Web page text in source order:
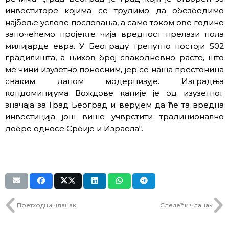
инвеститоре којима се трудимо да обезбедимо
најбоље услове пословања, а само током ове године
започећемо пројекте чија вредност прелази пола
милијарде евра. У Београду тренутно постоји 502
градилишта, а њихов број свакодневно расте, што
ме чини изузетно поносним, јер се наша престоница
сваким даном модернизује. Изградња
кондоминијума Вождове капије је од изузетног
значаја за Град Београд и верујем да ће та вредна
инвестиција још више учврстити традиционално
добре односе Србије и Израела“.
Претходни чланак Следећи чланак